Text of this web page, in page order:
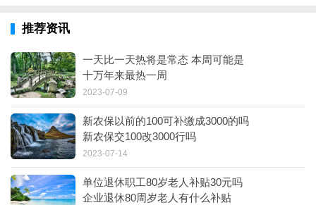
推荐资讯
一天比一天热将是常态 本周可能是
十万年来最热一周
2023-07-09
新农保以前的100可补缴成3000的吗
新农保交100改3000行吗
2023-07-14
单位退休职工80岁老人补贴30元吗
企业退休80周岁老人有什么补贴